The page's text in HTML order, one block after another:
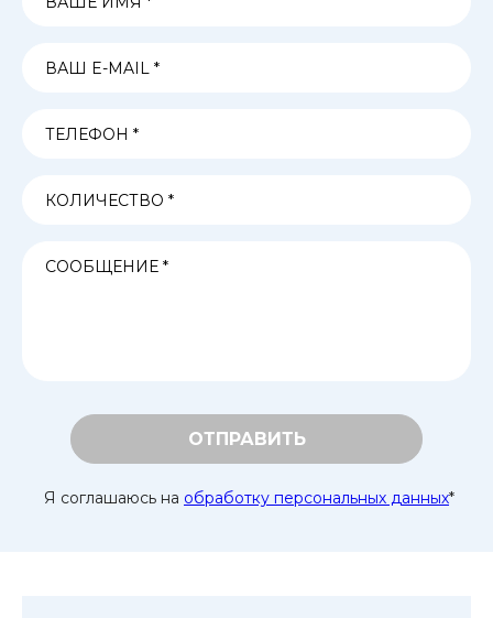
ОТПРАВИТЬ
Я соглашаюсь на обработку персональных данных*